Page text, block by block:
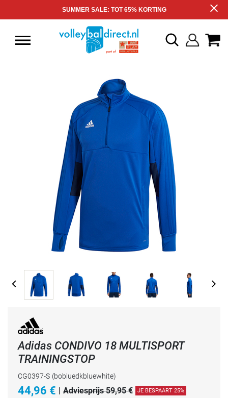
SUMMER SALE: TOT 65% KORTING
Adidas CONDIVO 18 MULTISPORT
TRAININGSTOP
CG0397-S (bobluedkbluewhite)
44,96 € | Adviesprijs 59,95 € JE BESPAART 25%